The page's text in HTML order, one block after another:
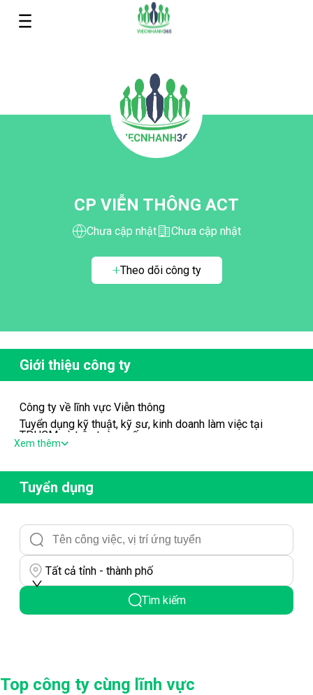
CP VIỄN THÔNG ACT
Chưa cập nhật Chưa cập nhật
Theo dõi công ty
Giới thiệu công ty
Công ty về lĩnh vực Viễn thông
Tuyển dụng kỹ thuật, kỹ sư, kinh doanh làm việc tại
TPHCM và trên toàn quốc
Xem thêm
Tuyển dụng
Tất cả tỉnh - thành phố
Tìm kiếm
Top công ty cùng lĩnh vực